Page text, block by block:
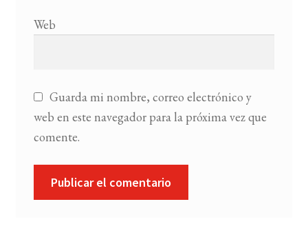
Web
Guarda mi nombre, correo electrónico y
web en este navegador para la próxima vez que
comente.